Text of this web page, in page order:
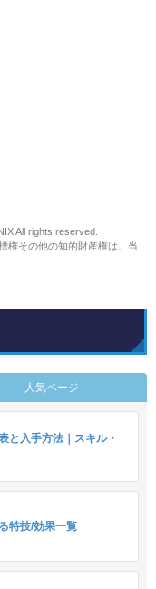
All rights reserved.
権その他の知的財産権は、当
人気ページ
と入手方法｜スキル・
特技/効果一覧